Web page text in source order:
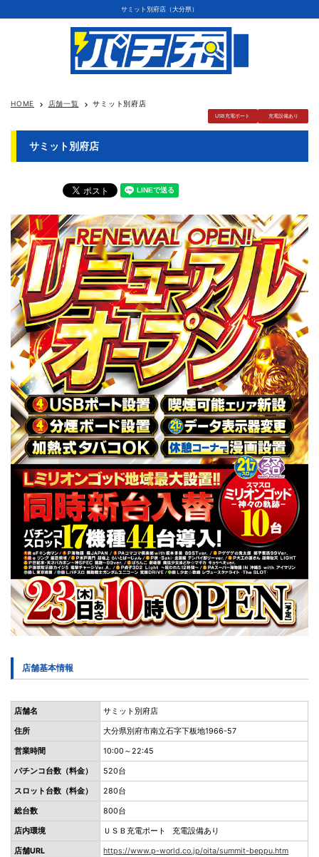
サミット別府店（大分県）
HOME keyboard_arrow_right 店舗一覧 keyboard_arrow_right サミット別府店
USB充電ポート 充電設備あり
サミット別府店
店舗基本情報
店舗名 サミット別府店
住所 大分県別府市南立石字下板地1966-57
営業時間 10:00～22:45
パチンコ台数（料金） 520台
スロット台数（料金） 280台
総台数 800台
店内環境 ＵＳＢ充電ポート 充電設備あり
店舗URL https://www.p-world.co.jp/oita/summit-beppu.htm